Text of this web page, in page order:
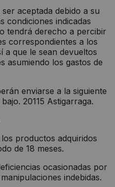
aceptada debido a su
condiciones indicadas
tendrá derecho a percibir
correspondientes a los
a que le sean devueltos
asumiendo los gastos de
enviarse a la siguiente
20115 Astigarraga.
productos adquiridos
de 18 meses.
ocasionadas por
indebidas.